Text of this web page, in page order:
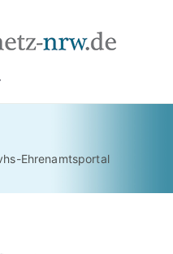
Alphan
etz
NRW
Ehrenamtsportal